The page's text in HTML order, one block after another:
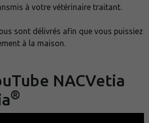
à votre vétérinaire traitant.
sont délivrés afin que vous puissiez
à la maison.
NACVetia
®